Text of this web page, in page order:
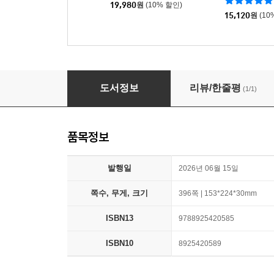
19,980원 (10% 할인)
15,120원
K-개별화교육
도서정보 리뷰/한줄평 (1/1)
품목정보
발행일 2026년 06월 15일
쪽수, 무게, 크기 396쪽 | 153*224*30mm
ISBN13 9788925420585
ISBN10 8925420589